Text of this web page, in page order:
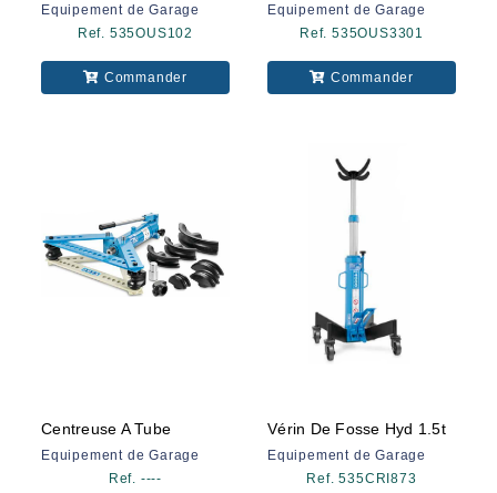
Equipement de Garage
Ref. 535OUS102
Commander
Equipement de Garage
Ref. 535OUS3301
Commander
Centreuse A Tube
Equipement de Garage
Ref. ----
Vérin De Fosse Hyd 1.5t
Equipement de Garage
Ref. 535CRI873